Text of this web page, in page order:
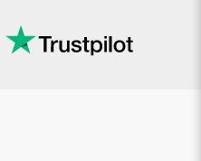
then!